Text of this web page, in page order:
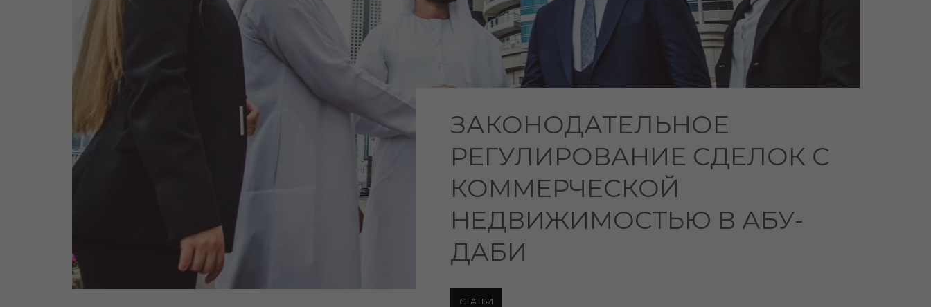
ЗАКОНОДАТЕЛЬНОЕ
РЕГУЛИРОВАНИЕ СДЕЛОК С
КОММЕРЧЕСКОЙ
НЕДВИЖИМОСТЬЮ В АБУ-
ДАБИ
СТАТЬИ